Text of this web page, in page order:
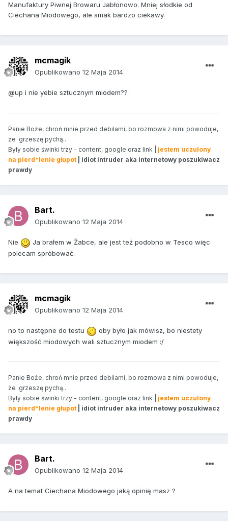
Manufaktury Piwnej Browaru Jabłonowo. Mniej słodkie od
Ciechana Miodowego, ale smak bardzo ciekawy.
mcmagik
Opublikowano 12 Maja 2014
@up i nie yebie sztucznym miodem??
Panie Boże, chroń mnie przed debilami, bo rozmowa z nimi powoduje,
że grzeszę pychą..
Były sobie świnki trzy - content, google oraz link | jestem uczulony
na pierd*lenie głupot| idiot intruder aka internetowy poszukiwacz
prawdy
Bart.
Opublikowano 12 Maja 2014
Nie
Ja brałem w Żabce, ale jest też podobno w Tesco więc
polecam spróbować.
mcmagik
Opublikowano 12 Maja 2014
no to następne do testu
oby było jak mówisz, bo niestety
większość miodowych wali sztucznym miodem :/
Panie Boże, chroń mnie przed debilami, bo rozmowa z nimi powoduje,
że grzeszę pychą..
Były sobie świnki trzy - content, google oraz link | jestem uczulony
na pierd*lenie głupot| idiot intruder aka internetowy poszukiwacz
prawdy
Bart.
Opublikowano 12 Maja 2014
A na temat Ciechana Miodowego jaką opinię masz ?